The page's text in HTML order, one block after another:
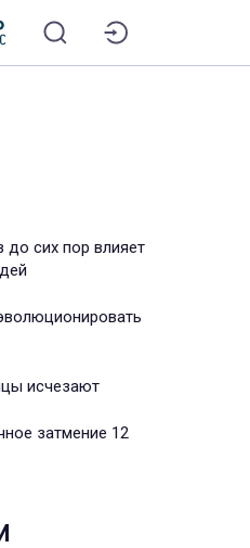
до сих пор влияет
исчезают
затмение 12